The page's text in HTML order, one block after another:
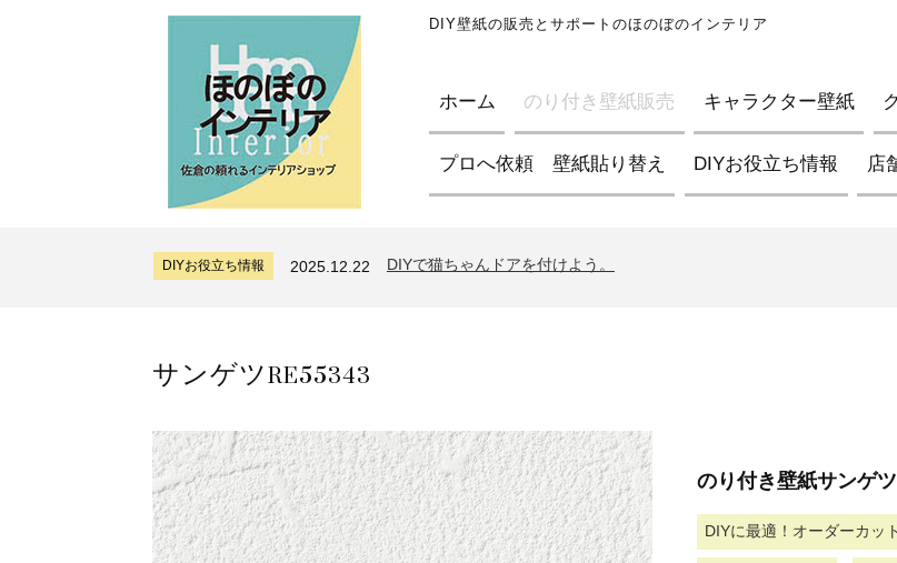
DIY壁紙の販売とサポートのほのぼのインテリア
ホーム のり付き壁紙販売 キャラクター壁紙
プロへ依頼 壁紙貼り替え DIYお役立ち情報 店
DIYお役立ち情報 2024.7.11
DIYお役立ち情報 2025.12.22 DIYで猫ちゃんドアを付けよう。
DIYお役立ち情報 2024.7.11
サンゲツRE55343
のり付き壁紙サンゲ
DIYに最適！オーダーカッ